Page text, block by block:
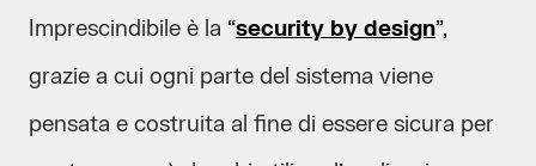
Imprescindibile è la “security by design”,
grazie a cui ogni parte del sistema viene
pensata e costruita al fine di essere sicura per